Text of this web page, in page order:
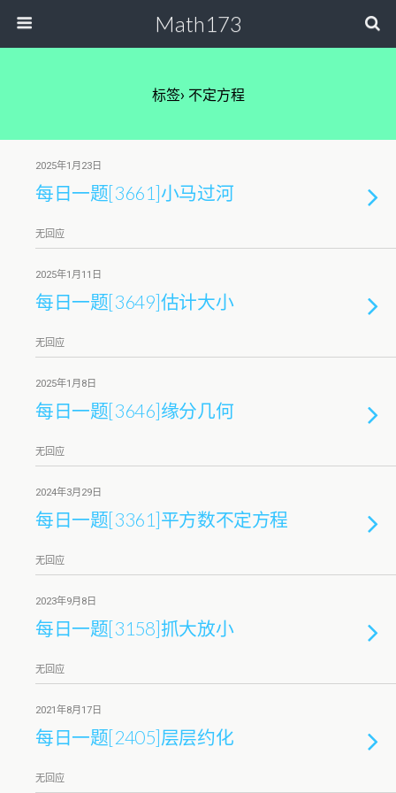
Math173
标签› 不定方程
2025年1月23日
每日一题[3661]小马过河
无回应
2025年1月11日
每日一题[3649]估计大小
无回应
2025年1月8日
每日一题[3646]缘分几何
无回应
2024年3月29日
每日一题[3361]平方数不定方程
无回应
2023年9月8日
每日一题[3158]抓大放小
无回应
2021年8月17日
每日一题[2405]层层约化
无回应